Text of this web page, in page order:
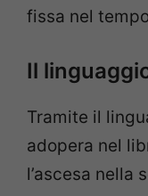
fissa nel
Il
Tramite il
adopera nel
l’ascesa nella